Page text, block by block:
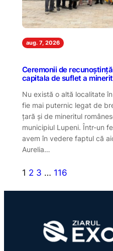
aug. 7, 2026
Ceremonii de
capitala de suflet a
Nu există o altă localitate
fie mai puternic legat de
țară și de mineritul
municipiul Lupeni. Într-un
avem în vedere faptul că
Aurelia…
1 2 3 … 116